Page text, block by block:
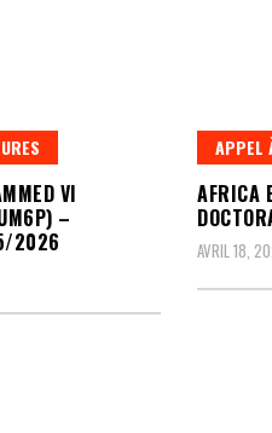
VI
–
2026
APPEL
AFRICA
AVRIL 18,